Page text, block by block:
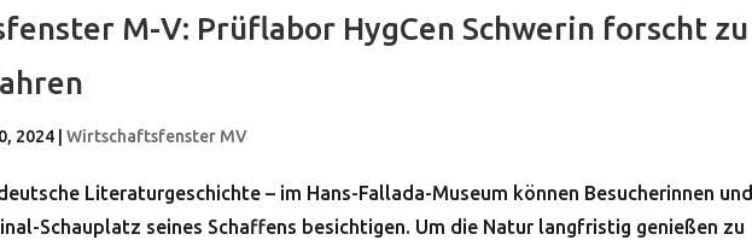
M-V: Prüflabor HygCen Schwerin forscht zu
2024 |Wirtschaftsfenster MV
Literaturgeschichte – im Hans-Fallada-Museum können Besucherinnen und
Schauplatz seines Schaffens besichtigen. Um die Natur langfristig genießen zu